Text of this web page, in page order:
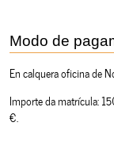
Modo de
En calquera oficina de
Importe da matrícula:
€.